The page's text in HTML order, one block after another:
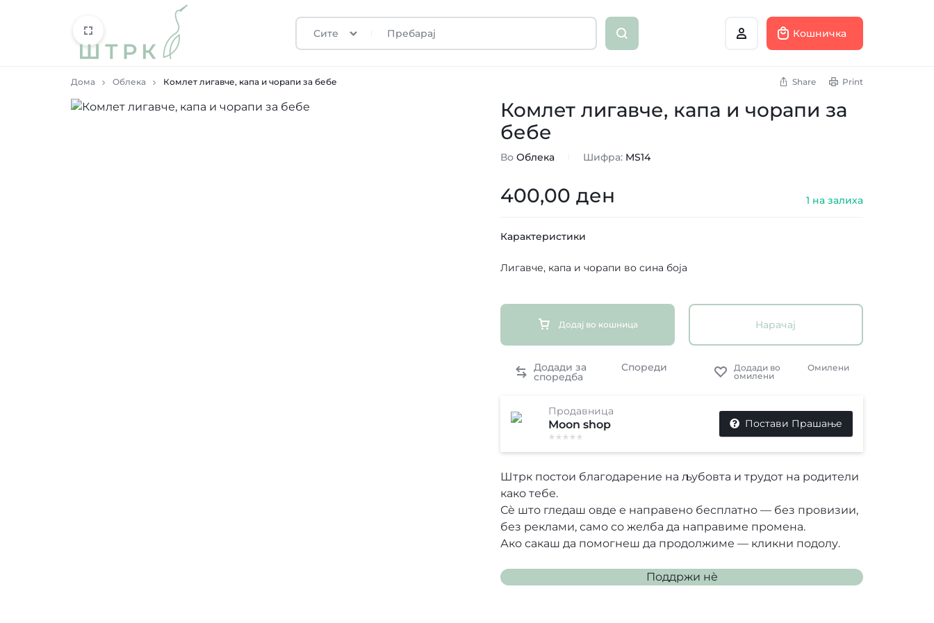
ШТРК
ПРОДАВНИЦА
Сите Кошничка
Дома Облека Комлет лигавче, капа и чорапи за бебе Share Print
Комлет лигавче, капа и чорапи за
бебе
ВоОблека Шифра: MS14
400,00ден 1 на залиха
Карактеристики
Лигавче, капа и чорапи во сина боја
Додај во кошница Нарачај
Спореди Омилени
Продавница
Moon shop Постави Прашање
Штрк постои благодарение на љубовта и трудот на родители
како тебе.
Сè што гледаш овде е направено бесплатно — без провизии,
без реклами, само со желба да направиме промена.
Ако сакаш да помогнеш да продолжиме — кликни подолу.
Поддржи нѐ